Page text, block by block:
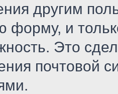
другим
форму, и
Это
почтовой